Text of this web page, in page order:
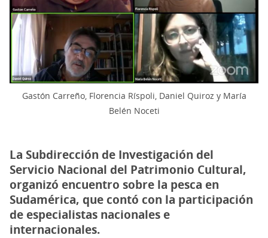
Gastón Carreño, Florencia Ríspoli, Daniel Quiroz y María
Belén Noceti
La Subdirección de Investigación del
Servicio Nacional del Patrimonio Cultural,
organizó encuentro sobre la pesca en
Sudamérica, que contó con la participación
de especialistas nacionales e
internacionales.